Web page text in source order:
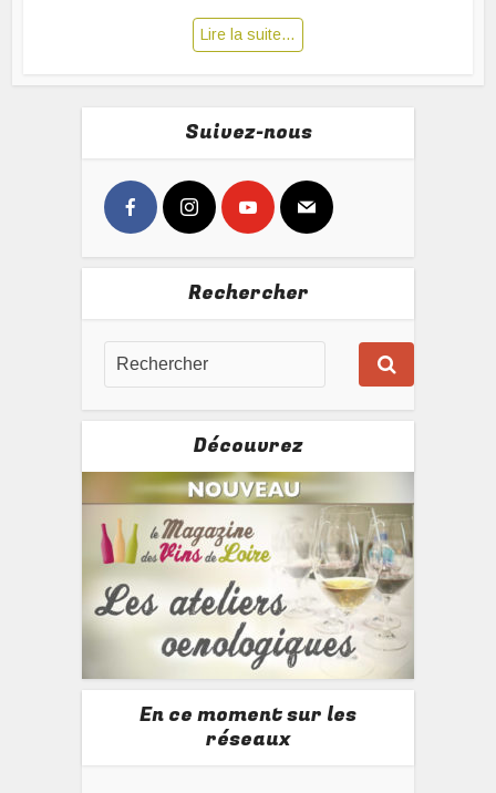
Lire la suite…
Suivez-nous
Rechercher
Découvrez
En ce moment sur les
réseaux